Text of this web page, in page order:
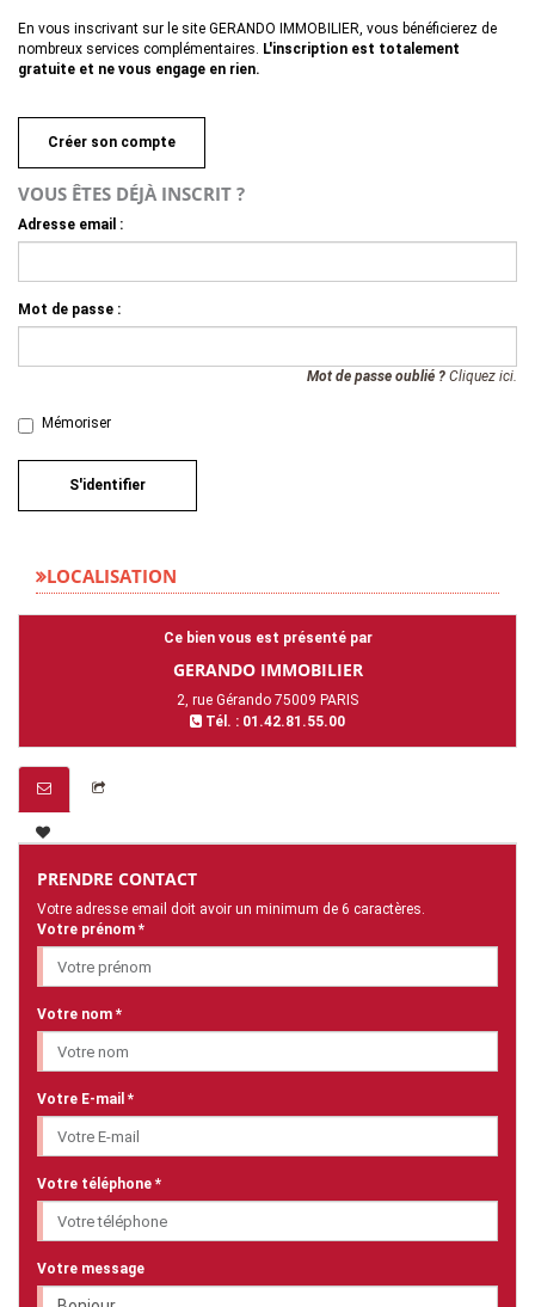
En vous inscrivant sur le site GERANDO IMMOBILIER, vous bénéficierez de
nombreux services complémentaires. L'inscription est totalement
gratuite et ne vous engage en rien.
Créer son compte
VOUS ÊTES DÉJÀ INSCRIT ?
Adresse email :
Mot de passe :
Mot de passe oublié ? Cliquez ici.
Mémoriser
S'identifier
LOCALISATION
Ce bien vous est présenté par
GERANDO IMMOBILIER
2, rue Gérando 75009 PARIS
Tél. : 01.42.81.55.00
PRENDRE CONTACT
Votre adresse email doit avoir un minimum de 6 caractères.
Votre prénom *
Votre nom *
Votre E-mail *
Votre téléphone *
Votre message